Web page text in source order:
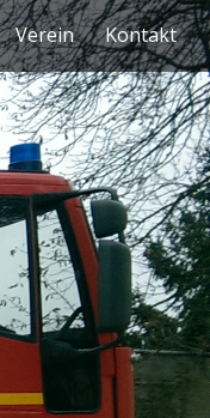
Verein Kontakt